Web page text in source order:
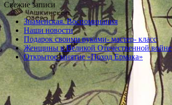
Свежие записи
Знаменская. Воспоминания
Наши новости
Подарок своими руками- мастер- класс
Женщины в Великой Отечественной войне
Открытое занятие «Поход Ермака»